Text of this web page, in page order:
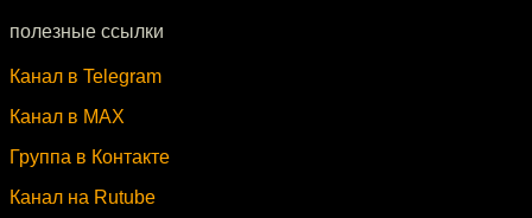
полезные ссылки
Канал в Telegram
Канал в MAX
Группа в Контакте
Канал на Rutube